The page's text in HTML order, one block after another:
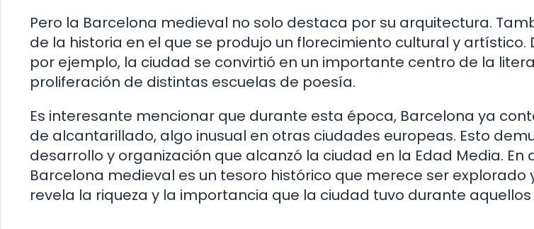
Pero la Barcelona medieval no solo destaca por su arquitectura.
de la historia en el que se produjo un florecimiento cultural y artístico.
por ejemplo, la ciudad se convirtió en un importante centro de la
proliferación de distintas escuelas de poesía.
Es interesante mencionar que durante esta época, Barcelona ya
de alcantarillado, algo inusual en otras ciudades europeas. Esto
desarrollo y organización que alcanzó la ciudad en la Edad Media. En
Barcelona medieval es un tesoro histórico que merece ser explorado
revela la riqueza y la importancia que la ciudad tuvo durante